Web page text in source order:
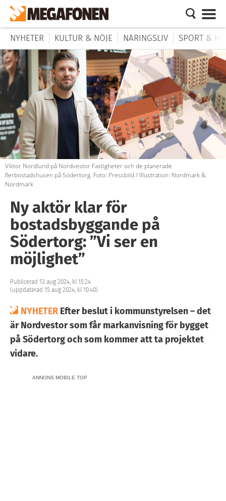
NYHETER KULTUR & NÖJE NÄRINGSLIV SPORT &
Viktor Nordlund på Nordvestor Fastigheter och de planerade
flerbostadshusen på Södertorg. Foto: Pressbild / Illustration: Nordmark &
Nordmark
Ny aktör klar för
bostadsbyggande på
Södertorg: ”Vi ser en
möjlighet”
Publicerad 13 aug 2024, kl 15:24
(uppdaterad 15 aug 2024, kl 10:40)
NYHETER Efter beslut i kommunstyrelsen – det
är Nordvestor som får markanvisning för bygget
på Södertorg och som kommer att ta projektet
vidare.
ANNONS MOBILE TOP